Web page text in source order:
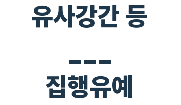
유사강간 등
___
집행유예